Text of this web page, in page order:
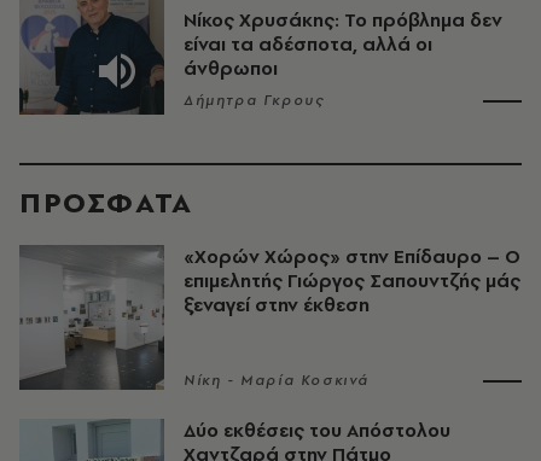
Νίκος Χρυσάκης: Το πρόβλημα δεν
είναι τα αδέσποτα, αλλά οι
άνθρωποι
Δήμητρα Γκρους
ΠΡΟΣΦΑΤΑ
«Χορών Χώρος» στην Επίδαυρο – Ο
επιμελητής Γιώργος Σαπουντζής μάς
ξεναγεί στην έκθεση
Νίκη - Μαρία Κοσκινά
Δύο εκθέσεις του Απόστολου
Χαντζαρά στην Πάτμο